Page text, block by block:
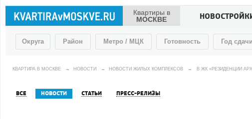
Квартиры в
МОСКВЕ
Округа Район Метро / МЦК Готовность Год сдачи
КВАРТИРА В МОСКВЕ → НОВОСТИ → НОВОСТИ ЖИЛЫХ КОМПЛЕКСОВ → В ЖК «РЕЗИДЕНЦИИ
ВСЕ НОВОСТИ СТАТЬИ ПРЕСС-РЕЛИЗЫ